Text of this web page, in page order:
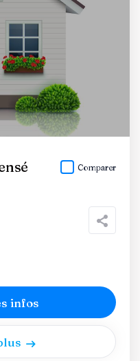
Comparer
infos